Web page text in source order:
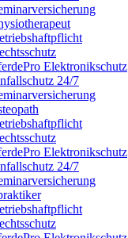
Elektronikschutz
24/7
Elektronikschutz
24/7